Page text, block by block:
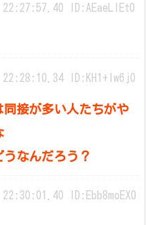
ID:AEaeLlEt0
ID:KH1+lw6j0
接が多い人たちがや
なんだろう？
ID:Ebb8moEX0